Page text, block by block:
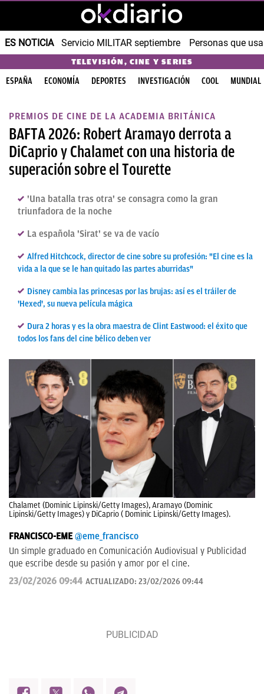
ES NOTICIA Servicio MILITAR septiembre Personas que
TELEVISIÓN, CINE Y SERIES
ESPAÑA ECONOMÍA DEPORTES INVESTIGACIÓN COOL MUNDIAL
PREMIOS DE CINE DE LA ACADEMIA BRITÁNICA
BAFTA 2026: Robert Aramayo derrota a
DiCaprio y Chalamet con una historia de
superación sobre el Tourette
'Una batalla tras otra' se consagra como la gran
triunfadora de la noche
La española 'Sirat' se va de vacío
Alfred Hitchcock, director de cine sobre su profesión: "El cine es la
vida a la que se le han quitado las partes aburridas"
Disney cambia las princesas por las brujas: así es el tráiler de
'Hexed', su nueva película mágica
Dura 2 horas y es la obra maestra de Clint Eastwood: el éxito que
todos los fans del cine bélico deben ver
Chalamet (Dominic Lipinski/Getty Images), Aramayo (Dominic
Lipinski/Getty Images) y DiCaprio ( Dominic Lipinski/Getty Images).
FRANCISCO-EME @eme_francisco
Un simple graduado en Comunicación Audiovisual y Publicidad
que escribe desde su pasión y amor por el cine.
23/02/2026 09:44 ACTUALIZADO: 23/02/2026 09:44